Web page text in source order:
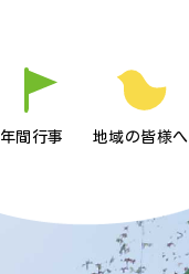
年間行事 地域の皆様へ